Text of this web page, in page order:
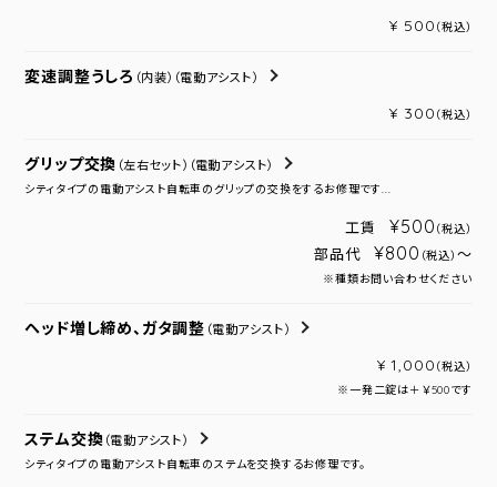
¥ 500 （税込）
変速調整うしろ （内装） （電動アシスト）
¥ 300 （税込）
グリップ交換 （左右セット） （電動アシスト）
シティタイプの電動アシスト自転車のグリップの交換をするお修理です...
工賃 ¥500 （税込）
部品代 ¥800 （税込） ～
※種類お問い合わせください
ヘッド増し締め、ガタ調整 （電動アシスト）
¥ 1,000 （税込）
※一発二錠は＋￥500です
ステム交換 （電動アシスト）
シティタイプの電動アシスト自転車のステムを交換するお修理です。